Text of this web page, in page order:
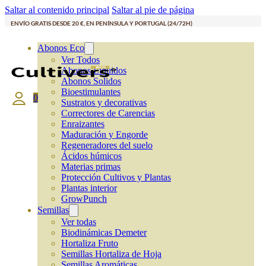
Saltar al contenido principal Saltar al pie de página
ENVÍO GRATIS DESDE 20 €, EN PENÍNSULA Y PORTUGAL (24/72H)
Abonos Eco
Ver Todos
Abonos Líquidos
Abonos Solidos
Bioestimulantes
Sustratos y decorativas
Correctores de Carencias
Enraizantes
Maduración y Engorde
Regeneradores del suelo
Ácidos húmicos
Materias primas
Protección Cultivos y Plantas
Plantas interior
GrowPunch
Semillas
Ver todas
Biodinámicas Demeter
Hortaliza Fruto
Semillas Hortaliza de Hoja
0